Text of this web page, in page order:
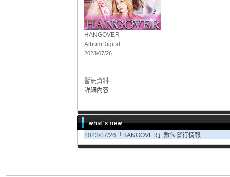
HANGOVER
AlbumDigital
2023/07/26
暫無資料
詳細內容
2023/07/26 「HANGOVER」數位發行情報